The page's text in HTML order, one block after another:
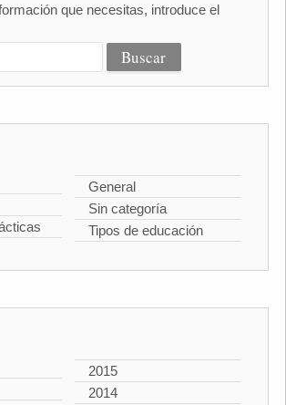
que necesitas, introduce el
General
Sin categoría
Tipos de educación
2015
2014